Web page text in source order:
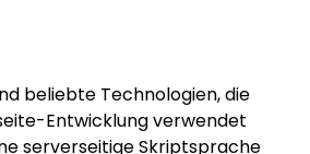
beliebte Technologien, die
Entwicklung verwendet
serverseitige Skriptsprache